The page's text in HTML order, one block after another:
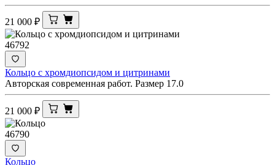
21 000 ₽
46792
Кольцо с хромдиопсидом и цитринами
Авторская современная работ. Размер 17.0
21 000 ₽
46790
Кольцо